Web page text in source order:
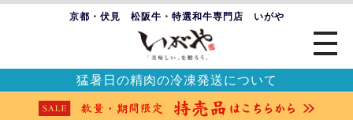
京都・伏見 松阪牛・特選和牛専門店 いがや
猛暑日の精肉の冷凍発送について